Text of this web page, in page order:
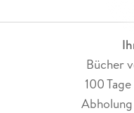
Bücher
100